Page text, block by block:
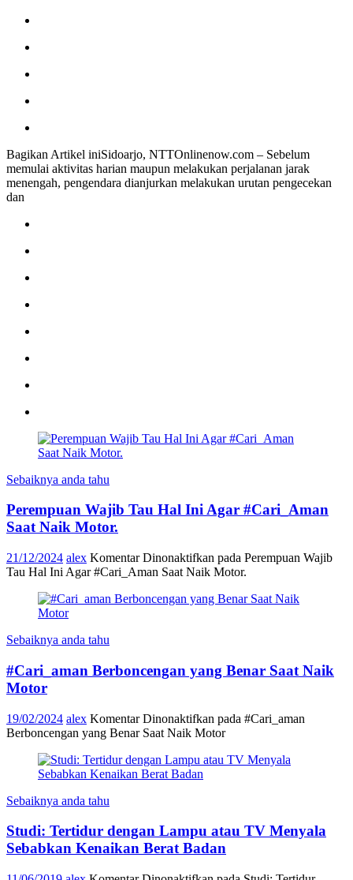
Bagikan Artikel iniSidoarjo, NTTOnlinenow.com – Sebelum
memulai aktivitas harian maupun melakukan perjalanan jarak
menengah, pengendara dianjurkan melakukan urutan pengecekan
dan
Sebaiknya anda tahu
Perempuan Wajib Tau Hal Ini Agar #Cari_Aman
Saat Naik Motor.
21/12/2024 alex Komentar Dinonaktifkan pada Perempuan Wajib
Tau Hal Ini Agar #Cari_Aman Saat Naik Motor.
Sebaiknya anda tahu
#Cari_aman Berboncengan yang Benar Saat Naik
Motor
19/02/2024 alex Komentar Dinonaktifkan pada #Cari_aman
Berboncengan yang Benar Saat Naik Motor
Sebaiknya anda tahu
Studi: Tertidur dengan Lampu atau TV Menyala
Sebabkan Kenaikan Berat Badan